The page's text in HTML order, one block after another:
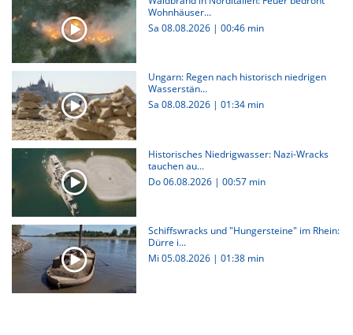
Wohnhäuser...
Sa 08.08.2026 | 00:46 min
Ungarn: Regen nach historisch niedrigen
Wasserstän...
Sa 08.08.2026 | 01:34 min
Historisches Niedrigwasser: Nazi-Wracks
tauchen au...
Do 06.08.2026 | 00:57 min
Schiffswracks und "Hungersteine" im Rhein:
Dürre i...
Mi 05.08.2026 | 01:38 min